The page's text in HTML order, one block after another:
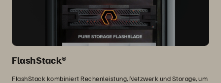
FlashStack®
FlashStack kombiniert Rechenleistung, Netzwerk und Storage, um